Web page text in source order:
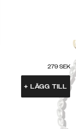
279 SEK
+ LÄGG TILL